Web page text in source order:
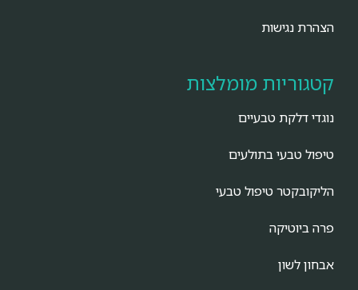
הצהרת נגישות
קטגוריות מומלצות
נוגדי דלקת טבעיים
טיפול טבעי בתולעים
הליקובקטר טיפול טבעי
פרה ביוטיקה
אבחון לשון